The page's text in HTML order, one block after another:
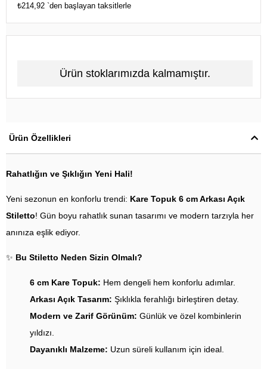
₺214,92 `den başlayan taksitlerle
Ürün stoklarımızda kalmamıştır.
Ürün Özellikleri
Rahatlığın ve Şıklığın Yeni Hali!
Yeni sezonun en konforlu trendi: Kare Topuk 6 cm Arkası Açık
Stiletto! Gün boyu rahatlık sunan tasarımı ve modern tarzıyla her
anınıza eşlik ediyor.
✨ Bu Stiletto Neden Sizin Olmalı?
6 cm Kare Topuk: Hem dengeli hem konforlu adımlar.
Arkası Açık Tasarım: Şıklıkla ferahlığı birleştiren detay.
Modern ve Zarif Görünüm: Günlük ve özel kombinlerin
yıldızı.
Dayanıklı Malzeme: Uzun süreli kullanım için ideal.